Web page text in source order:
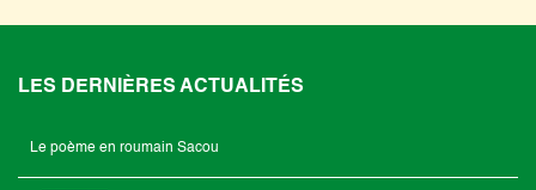
LES DERNIÈRES ACTUALITÉS
Le poème en roumain Sacou